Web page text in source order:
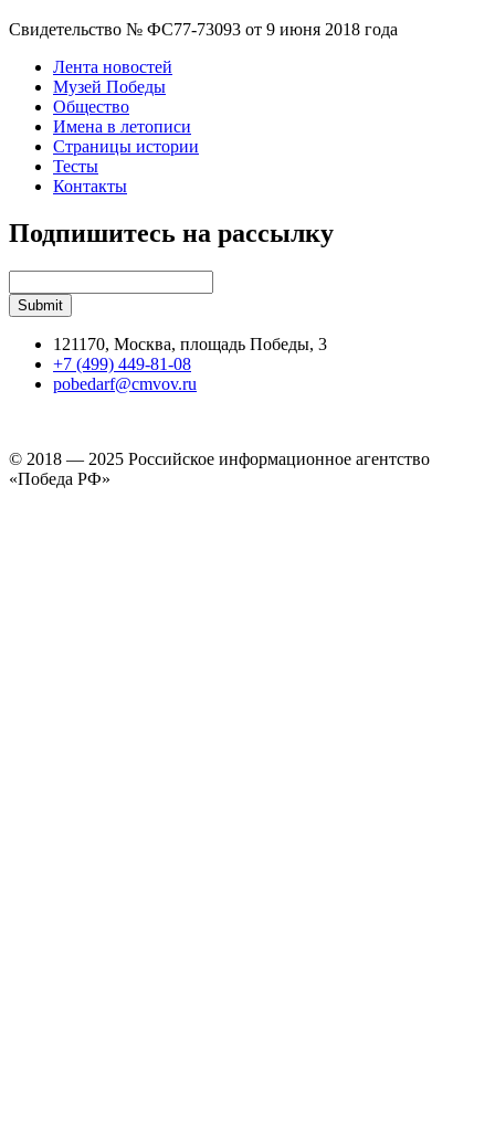
Свидетельство № ФС77-73093 от 9 июня 2018 года
Лента новостей
Музей Победы
Общество
Имена в летописи
Страницы истории
Тесты
Контакты
Подпишитесь на рассылку
121170, Москва, площадь Победы, 3
+7 (499) 449-81-08
pobedarf@cmvov.ru
© 2018 — 2025 Российское информационное агентство
«Победа РФ»